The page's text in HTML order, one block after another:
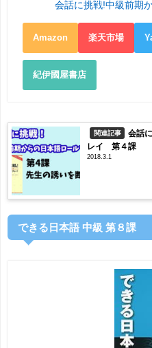
会話に挑戦!中級前期
Amazon 楽天市場
紀伊國屋書店
関連記事
会話
レイ 第４課
2018.3.1
できる日本語 中級 第８課